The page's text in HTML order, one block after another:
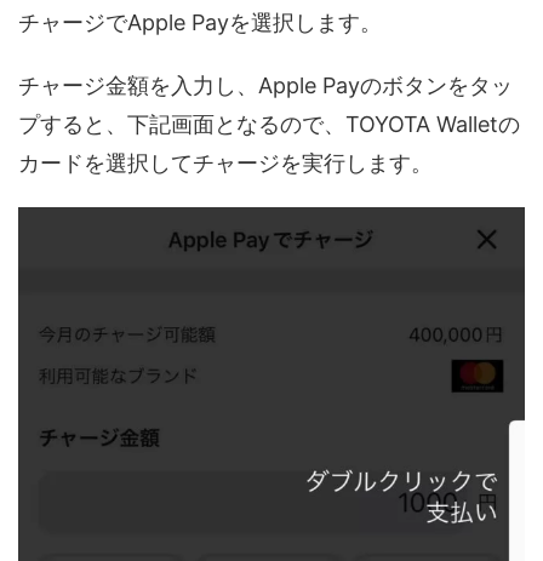
チャージでApple Payを選択します。
チャージ金額を入力し、Apple Payのボタンをタッ
プすると、下記画面となるので、TOYOTA Walletの
カードを選択してチャージを実行します。